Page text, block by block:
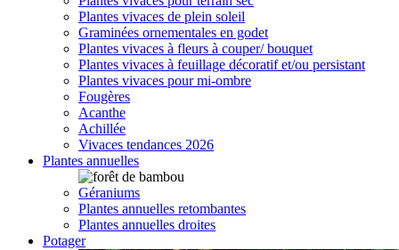
Plantes vivaces de plein soleil
Graminées ornementales en godet
Plantes vivaces à fleurs à couper/ bouquet
Plantes vivaces à feuillage décoratif et/ou persistant
Plantes vivaces pour mi-ombre
Fougères
Acanthe
Achillée
Vivaces tendances 2026
Plantes annuelles
Géraniums
Plantes annuelles retombantes
Plantes annuelles droites
Potager